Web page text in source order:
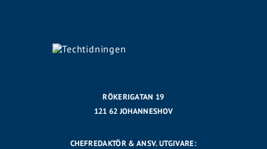
RÖKERIGATAN 19
121 62 JOHANNESHOV
CHEFREDAKTÖR & ANSV. UTGIVARE: